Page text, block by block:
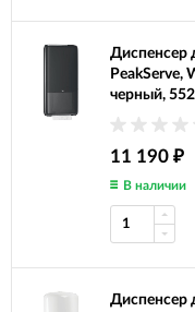
Диспенсер
черный,
11 190 ₽
В наличии
Диспенсер